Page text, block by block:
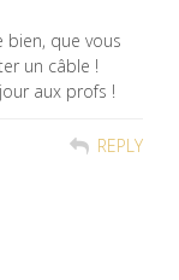
bien, que vous
un câble !
aux profs !
REPLY